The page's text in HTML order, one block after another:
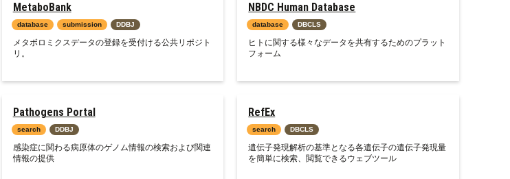
MetaboBank
database submission DDBJ
メタボロミクスデータの登録を受付ける公共リポジト
リ。
NBDC Human Database
database DBCLS
ヒトに関する様々なデータを共有するためのプラット
フォーム
Pathogens Portal
search DDBJ
感染症に関わる病原体のゲノム情報の検索および関連
情報の提供
RefEx
search DBCLS
遺伝子発現解析の基準となる各遺伝子の遺伝子発現量
を簡単に検索、閲覧できるウェブツール